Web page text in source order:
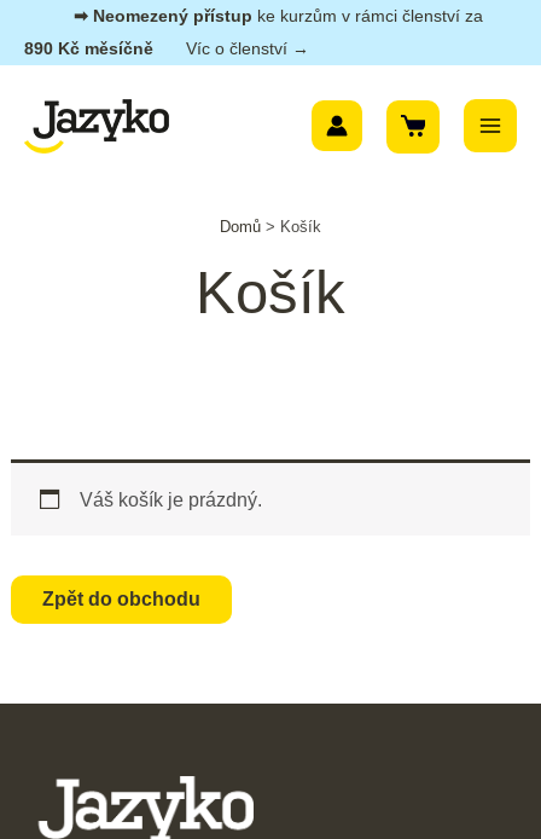
Přeskočit➡︎ Neomezený přístup ke kurzům v rámci členství za
890 Kč měsíčně
Víc o členství →
Menu
Domů > Košík
Košík
Váš košík je prázdný.
Zpět do obchodu